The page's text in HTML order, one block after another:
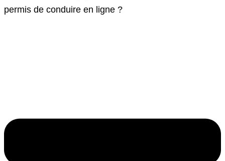
permis de conduire en ligne ?